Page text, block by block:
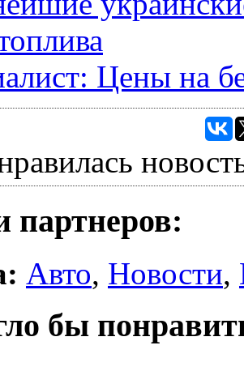
Цены на
партнеров:
Авто, Новости,
бы